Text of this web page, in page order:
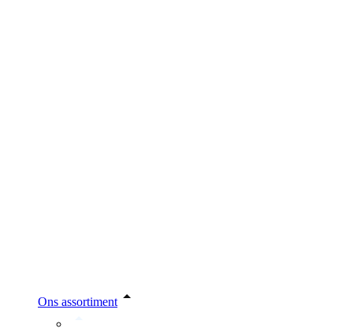
Ons assortiment